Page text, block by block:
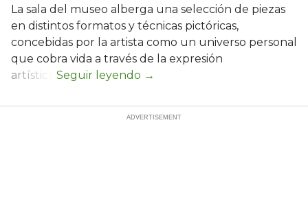
La sala del museo alberga una selección de piezas
en distintos formatos y técnicas pictóricas,
concebidas por la artista como un universo personal
que cobra vida a través de la expresión
artística.